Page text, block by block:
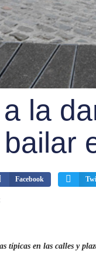
la
Facebook
típicas en las calles y